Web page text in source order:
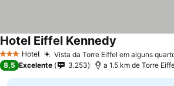
3 EstrelasHotel Vista da Torre Eiffel em alguns
Hotel Eiffel Kennedy
8,5 Excelente 3.253 a 1.5 km de Torre